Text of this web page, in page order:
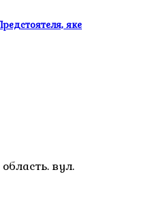
яке
вул.